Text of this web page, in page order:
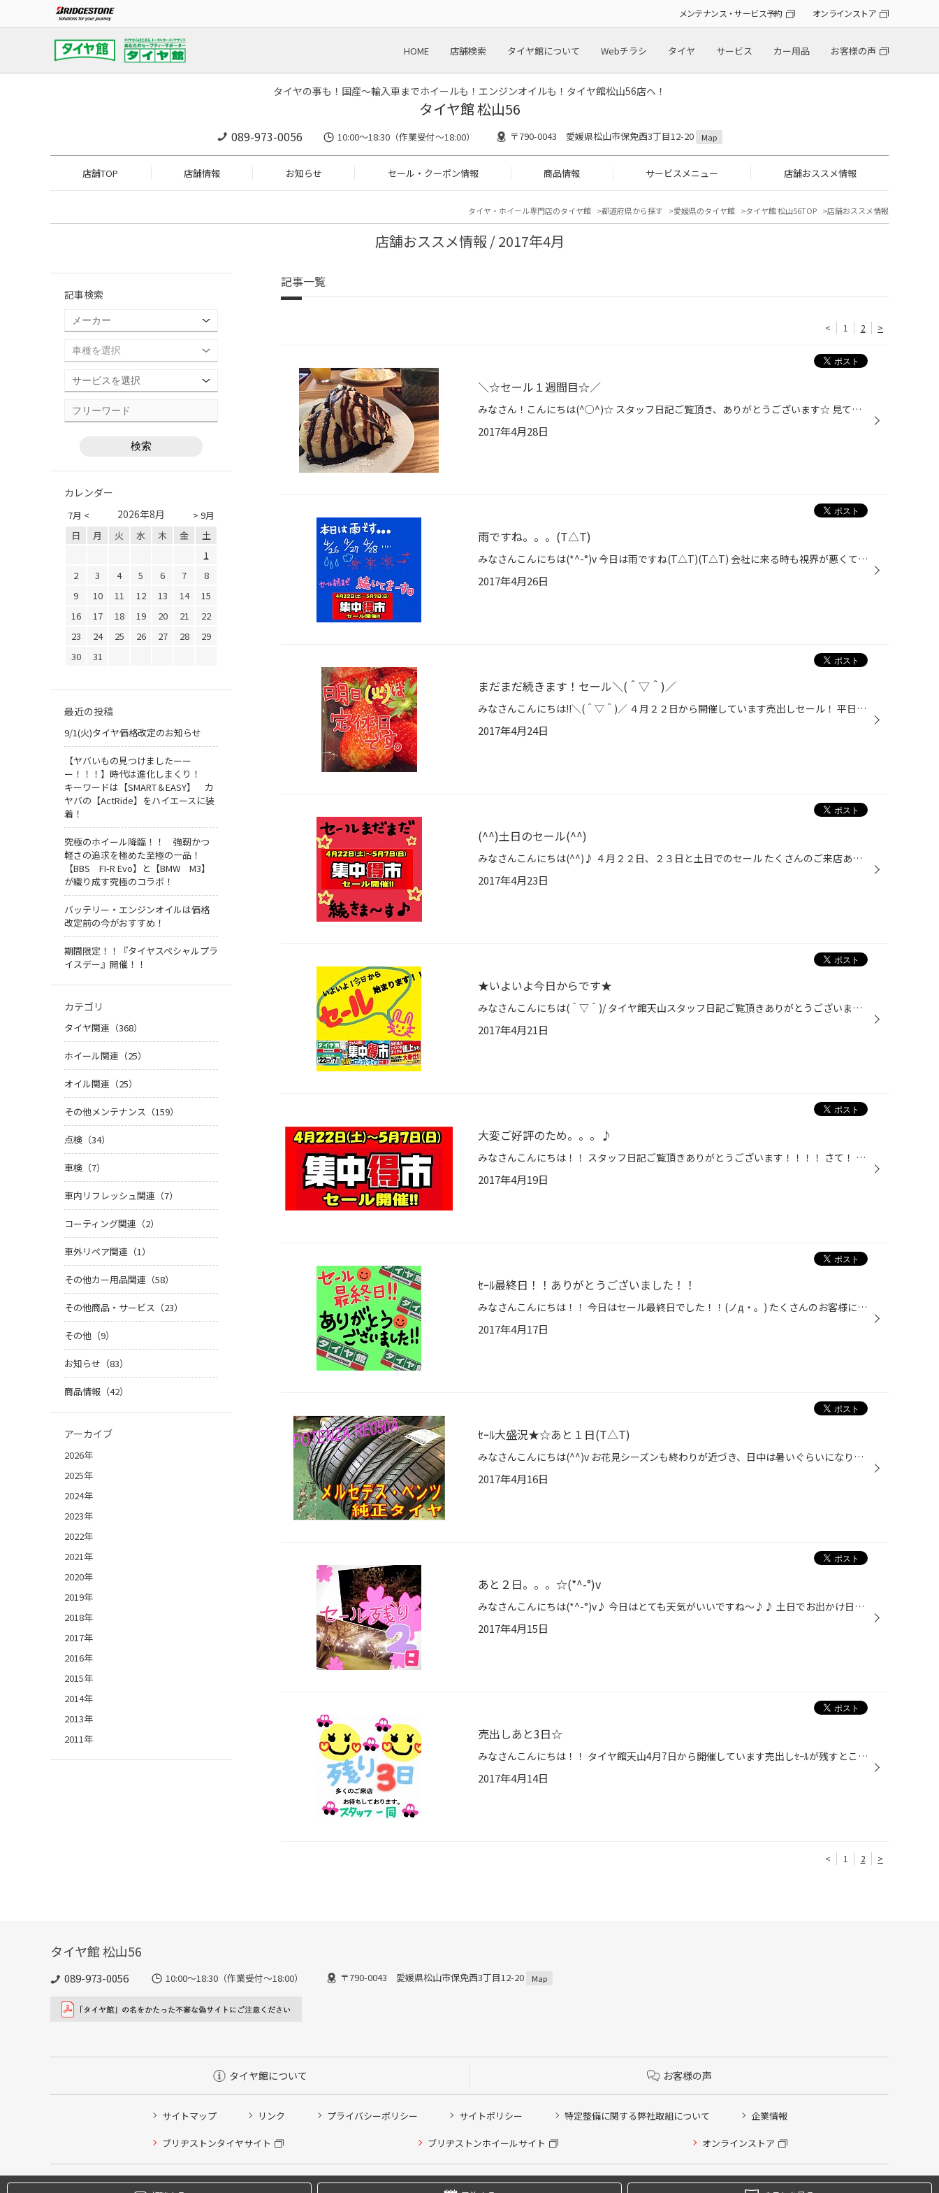
メンテナンス・サービス予約 オンラインストア
HOME 店舗検索 タイヤ館について Webチラシ タイヤ サービス カー用品 お客様の声
タイヤの事も！国産～輸入車までホイールも！エンジンオイルも！タイヤ館松山56店へ！
タイヤ館 松山56
089-973-0056 10:00～18:30（作業受付～18:00） 〒790-0043 愛媛県松山市保免西3丁目12-20 Map
店舗TOP 店舗情報 お知らせ セール・クーポン情報 商品情報 サービスメニュー 店舗おススメ情報
タイヤ・ホイール専門店のタイヤ館 都道府県から探す 愛媛県のタイヤ館 タイヤ館 松山56TOP 店舗おススメ情報
店舗おススメ情報 / 2017年4月
記事一覧
< 1 2 >
＼☆セール１週間目☆／
みなさん！こんにちは(^○^)☆ スタッフ日記ご覧頂き、ありがとうございます☆ 見てください～～♪ この間食べたパンケーキです(T△T)♪ めっちゃ美味しそうですよね！めっちゃ美味しかったです(ノд・。) ♪♪ 今まで食べたパンケーキの中で１番美味しかったですｏ(⌒0⌒)ｏ そして、話は変わりますが今日で売...
2017年4月28日
雨ですね。。。(T△T)
みなさんこんにちは(*^-°)v 今日は雨ですね(T△T)(T△T) 会社に来る時も視界が悪くて大変でした(T△T) 自分の車もそろそろワイパーの交換時期かもしれません(T△T) ＧＷが終わったら梅雨シーズンなので みなさんも準備をしましょう！！！！ タイヤ館天山、タイヤだけではありません！ワイパーもあります...
2017年4月26日
まだまだ続きます！セール＼(＾▽＾)／
みなさんこんにちは!!＼(＾▽＾)／ ４月２２日から開催しています売出しセール！ 平日もばんばん開催しております★☆！！ ですが、明日火曜日は定休日です(T△T)スミマセン。 明後日水曜日からまた元気いっぱい営業しておりますので 是非！是非！お立ち寄り下さい(*^-°)v(*^-°)v 昨日食べたイチゴです...
2017年4月24日
(^^)土日のセール(^^)
みなさんこんにちは(^^)♪ ４月２２日、２３日と土日でのセール たくさんのご来店ありがとうございましたっ(^^)/~~ もうすっかり春ですね～♡ 昼間は室内よりも外の方が暖かいです(^o^)／♪♪ 明日からもセールまだまだ続きます！！ タイヤ館ではお客様の素敵なカーライフをお手伝いさせて頂きますので ...
2017年4月23日
★いよいよ今日からです★
みなさんこんにちは(＾▽＾)/ タイヤ館天山スタッフ日記ご覧頂きありがとうございます～★ 先日も告知させて頂きましたセールがいよいよ本日４月２２日から スターーーートしちゃってます★★ ＧＷ前にお車のお出かけの準備を始めましょう(*^-°)v GW、みなさんはどういったご予定を立てていますか？(*^^...
2017年4月21日
大変ご好評のため。。。♪
みなさんこんにちは！！ スタッフ日記ご覧頂きありがとうございます！！！！ さて！ 先日までタイヤ値上がり前の売出しセールを開催させていただいていました(*^-°)v 大変ご好評でしたので！！４月22日からセールがスタートしちゃいますっ☆★ 期間は４月２２日（土）～５月７日(日）です！ 前回のチ...
2017年4月19日
ｾｰﾙ最終日！！ありがとうございました！！
みなさんこんにちは！！ 今日はセール最終日でした！！(ノд・。) たくさんのお客様にご来店頂きセールを無事終えることができました☆☆ １０日間ありがとうございました！！！！！(＾▽＾)/(＾▽＾)/ 明日は火曜日なので定休日です！ よろしくお願いいたします(o^-')(o^-')o 今日は天気が良くないです...
2017年4月17日
ｾｰﾙ大盛況★☆あと１日(T△T)
みなさんこんにちは(^^)v お花見シーズンも終わりが近づき、日中は暑いぐらいになりましたね☆ 当店の緊急セールも多くのお客様にご来店頂き、暑さに負けないぐらい 大盛況で賑わいのあるセールとなりました(^O^)！！ そんな緊急セールもあと１日。。(>_<)。。 この値上がり前の大チャンスを逃さず！...
2017年4月16日
あと２日。。。☆(*^-°)v
みなさんこんにちは(*^-°)v♪ 今日はとても天気がいいですね～♪♪ 土日でお出かけ日和ですね(*^-°)v と思ったら夕方に雨が、、(>_<) もう桜も散り始めているのでしょうか(T△T)ラストお花見ｳｨｰｸかもしれませんね(*^-°)v はい！☆☆！！タイヤ館天山売出しセール残り2日です！！☆☆ 本日は土曜日ということ...
2017年4月15日
売出しあと3日☆
みなさんこんにちは！！ タイヤ館天山4月7日から開催しています売出しｾｰﾙが残すところ あと3日となりました！！！(*^-°)v(*^-°)v この三日間でお得にタイヤをゲットしましょう(＾▽＾)/☆ 昨日の日記にも書きましたスタッドレスタイヤの点検、エアチェック！ オイル、バッテリー、ワイパー、、、タイ...
2017年4月14日
< 1 2 >
記事検索
カレンダー
7月 < > 9月
2026年8月
日 月 火 水 木 金
土
1
2
3 4 5 6 7
8
9
10 11 12 13 14
15
16
17 18 19 20 21
22
23
24 25 26 27 28
29
30
31
最近の投稿
9/1(火)タイヤ価格改定のお知らせ
【ヤバいもの見つけましたーー
ー！！！】時代は進化しまくり！
キーワードは【SMART＆EASY】 カ
ヤバの【ActRide】をハイエースに装
着！
究極のホイール降臨！！ 強靭かつ
軽さの追求を極めた至極の一品！
【BBS FI-R Evo】と【BMW M3】
が織り成す究極のコラボ！
バッテリー・エンジンオイルは価格
改定前の今がおすすめ！
期間限定！！『タイヤスペシャルプラ
イスデー』開催！！
カテゴリ
タイヤ関連（368）
ホイール関連（25）
オイル関連（25）
その他メンテナンス（159）
点検（34）
車検（7）
車内リフレッシュ関連（7）
コーティング関連（2）
車外リペア関連（1）
その他カー用品関連（58）
その他商品・サービス（23）
その他（9）
お知らせ（83）
商品情報（42）
アーカイブ
2026年
2025年
2024年
2023年
2022年
2021年
2020年
2019年
2018年
2017年
2016年
2015年
2014年
2013年
2011年
タイヤ館 松山56
089-973-0056 10:00～18:30（作業受付～18:00） 〒790-0043 愛媛県松山市保免西3丁目12-20 Map
タイヤ館について お客様の声
サイトマップ リンク プライバシーポリシー サイトポリシー 特定整備に関する弊社取組について 企業情報
ブリヂストンタイヤサイト ブリヂストンホイールサイト オンラインストア
Copyright © 2024 Bridgestone Retail Co.,Ltd. All rights Reserved.
タイヤ点検・安全点検/タイヤ履き替え/オイル交換/その他ピット作業の予約
クローク契約会員専用タイヤ履き替え※タイヤ履き替えを希望のクローク契約会員の方はこちらを選択ください
本日のタイヤ履き替え順番待ち予約 ※クローク契約会員の方はご利用いただけません